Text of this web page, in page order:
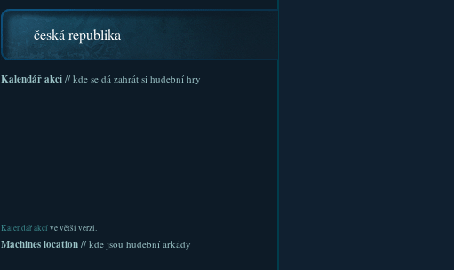
česká republika
Kalendář akcí// kde se dá zahrát si hudební hry
Kalendář akcíve větší verzi.
Machines location// kde jsou hudební arkády